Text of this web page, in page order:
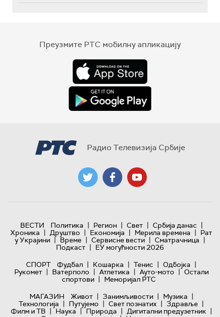
Преузмите РТС мобилну апликацију
Радио Телевизија Србије
ВЕСТИ Политика | Регион | Свет | Србија данас |
Хроника | Друштво | Економија | Мерила времена | Рат
у Украјини | Време | Сервисне вести | Сматрачница |
Подкаст | ЕУ могућности 2026
СПОРТ
Фудбал | Кошарка | Тенис | Одбојка |
Рукомет | Ватерполо | Атлетика | Ауто-мото | Остали
спортови | Меморијал РТС
МАГАЗИН
Живот | Занимљивости | Музика |
Технологијa | Путујемо | Свет познатих | Здравље |
Филм и ТВ | Наука | Природа | Дигитални предузетник |